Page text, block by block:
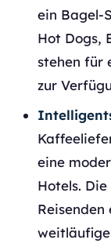
ein Bagel-
Hot Dogs,
stehen für
zur
eine
Hotels.